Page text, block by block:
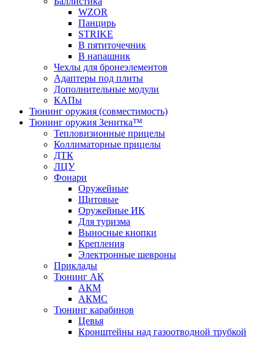
WZOR
Панцирь
STRIKE
В пятиточечник
В напашник
Чехлы для бронеэлементов
Адаптеры под плиты
Дополнительные модули
КАПы
Тюнинг оружия (совместимость)
Тюнинг оружия Зенитка™
Тепловизионные прицелы
Коллиматорные прицелы
ДТК
ЛЦУ
Фонари
Оружейные
Щитовые
Оружейные ИК
Для туризма
Выносные кнопки
Крепления
Электронные шевроны
Приклады
Тюнинг АК
АКМ
АКМС
Тюнинг карабинов
Цевья
Кронштейны над газоотводной трубкой